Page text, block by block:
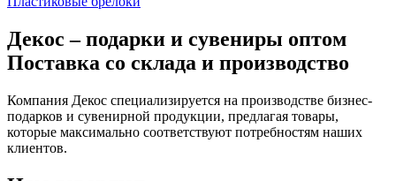
Декос – подарки и сувениры оптом
Поставка со склада и производство
Компания Декос специализируется на производстве бизнес-
подарков и сувенирной продукции, предлагая товары,
которые максимально соответствуют потребностям наших
клиентов.